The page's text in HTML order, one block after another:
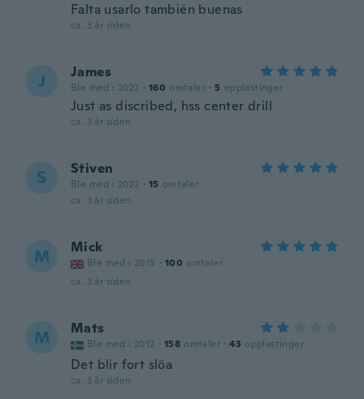
Falta usarlo también buenas
ca. 3 år siden
J James
Ble med i 2022 · 160 omtaler · 5 opplastinger
Just as discribed, hss center drill
ca. 3 år siden
S Stiven
Ble med i 2022 · 15 omtaler
ca. 3 år siden
M Mick
Ble med i 2015 · 100 omtaler
ca. 3 år siden
M Mats
Ble med i 2012 · 158 omtaler · 43 opplastinger
Det blir fort slöa
ca. 3 år siden